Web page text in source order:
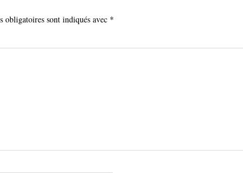
obligatoires sont indiqués avec *